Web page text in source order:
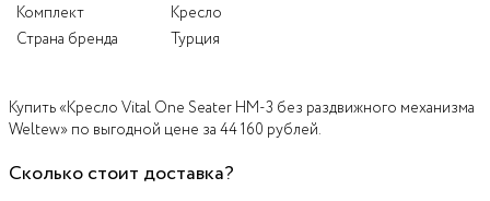
Комплект
Кресло
Страна бренда
Турция
Купить «Кресло Vital One Seater HM-3 без раздвижного механизма
Weltew» по выгодной цене за 44 160 рублей.
Сколько стоит доставка?